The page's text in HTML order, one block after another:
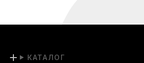
КАТАЛОГ